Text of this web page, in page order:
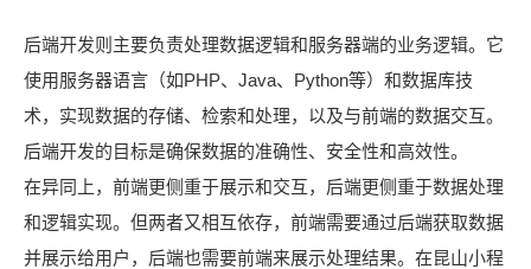
后端开发则主要负责处理数据逻辑和服务器端的业务逻辑。它
使用服务器语言（如PHP、Java、Python等）和数据库技
术，实现数据的存储、检索和处理，以及与前端的数据交互。
后端开发的目标是确保数据的准确性、安全性和高效性。
在异同上，前端更侧重于展示和交互，后端更侧重于数据处理
和逻辑实现。但两者又相互依存，前端需要通过后端获取数据
并展示给用户，后端也需要前端来展示处理结果。在昆山小程